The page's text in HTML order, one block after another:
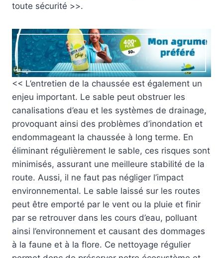
toute sécurité >>.
<< L’entretien de la chaussée est également un
enjeu important. Le sable peut obstruer les
canalisations d’eau et les systèmes de drainage,
provoquant ainsi des problèmes d’inondation et
endommageant la chaussée à long terme. En
éliminant régulièrement le sable, ces risques sont
minimisés, assurant une meilleure stabilité de la
route. Aussi, il ne faut pas négliger l’impact
environnemental. Le sable laissé sur les routes
peut être emporté par le vent ou la pluie et finir
par se retrouver dans les cours d’eau, polluant
ainsi l’environnement et causant des dommages
à la faune et à la flore. Ce nettoyage régulier